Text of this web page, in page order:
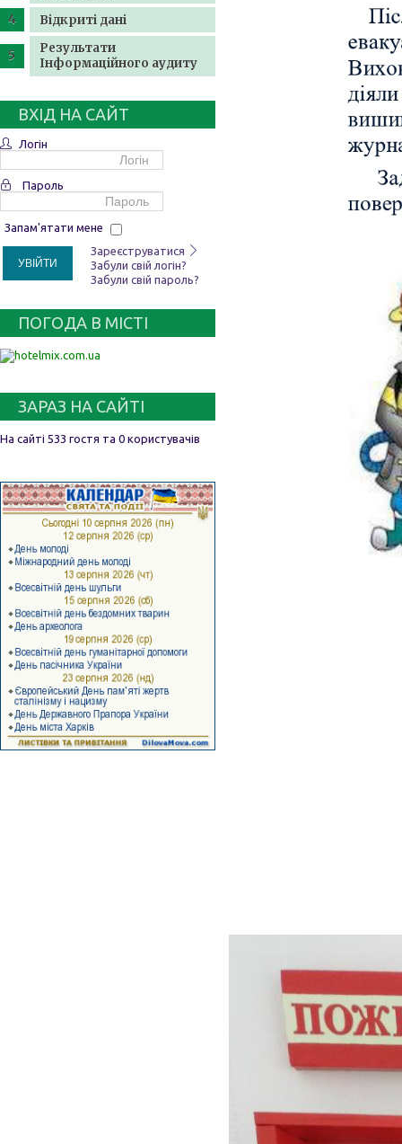
Відкриті дані
Результати
Інформаційного аудиту
ВХІД НА САЙТ
Логін
Пароль
Запам'ятати мене
УВІЙТИ
Зареєструватися
Забули свій логін?
Забули свій пароль?
ПОГОДА В МІСТІ
ЗАРАЗ НА САЙТІ
На сайті 533 гостя та 0 користувачів